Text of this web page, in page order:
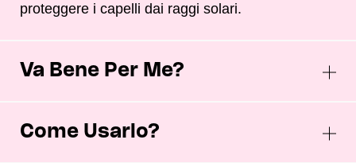
proteggere i capelli dai raggi solari.
Va Bene Per Me?
Come Usarlo?